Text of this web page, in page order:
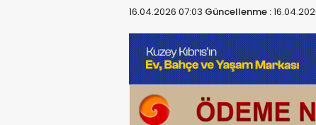
16.04.2026 07:03 Güncellenme :